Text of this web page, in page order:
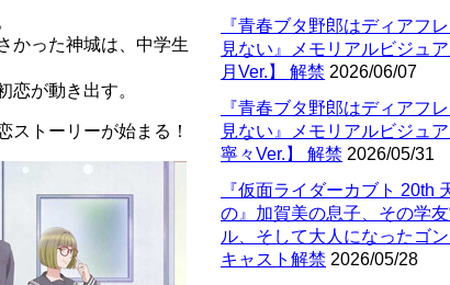
かった神城は、中学生
恋が動き出す。
トーリーが始まる！
『青春ブタ野郎はディアフ
見ない』メモリアルビジュ
月Ver.】 解禁 2026/06/07
『青春ブタ野郎はディアフ
見ない』メモリアルビジュ
寧々Ver.】 解禁 2026/05/31
『仮面ライダーカブト 20th
の』加賀美の息子、その学友
ル、そして大人になったゴ
キャスト解禁 2026/05/28